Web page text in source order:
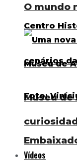
O mundo
Museu
Vídeos